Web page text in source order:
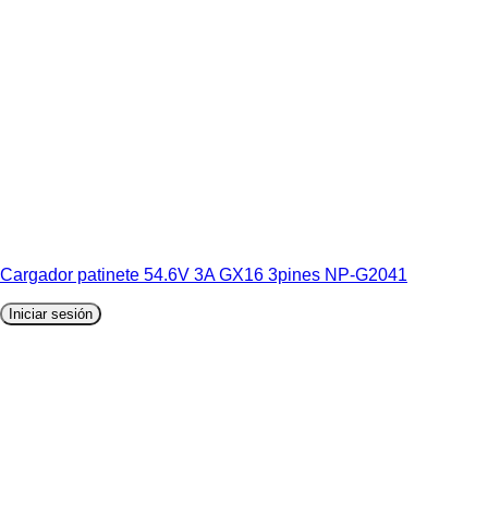
Cargador patinete 54.6V 3A GX16 3pines NP-G2041
Iniciar sesión